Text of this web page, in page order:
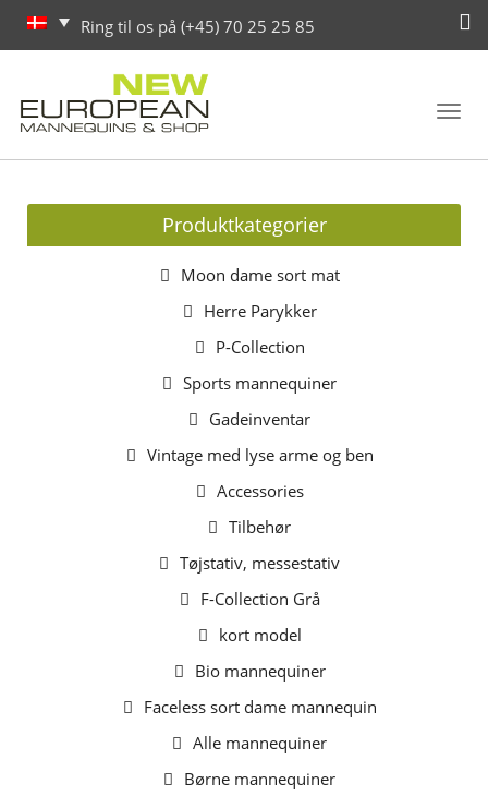
Ring til os på (+45) 70 25 25 85
Produktkategorier
Moon dame sort mat
Herre Parykker
P-Collection
Sports mannequiner
Gadeinventar
Vintage med lyse arme og ben
Accessories
Tilbehør
Tøjstativ, messestativ
F-Collection Grå
kort model
Bio mannequiner
Faceless sort dame mannequin
Alle mannequiner
Børne mannequiner